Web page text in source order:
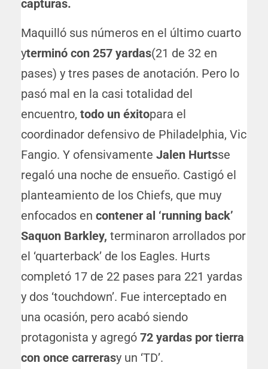
capturas.
Maquilló sus números en el último cuarto
yterminó con 257 yardas(21 de 32 en
pases) y tres pases de anotación. Pero lo
pasó mal en la casi totalidad del
encuentro, todo un éxitopara el
coordinador defensivo de Philadelphia, Vic
Fangio. Y ofensivamente Jalen Hurtsse
regaló una noche de ensueño. Castigó el
planteamiento de los Chiefs, que muy
enfocados en contener al ‘running back’
Saquon Barkley, terminaron arrollados por
el ‘quarterback’ de los Eagles. Hurts
completó 17 de 22 pases para 221 yardas
y dos ‘touchdown’. Fue interceptado en
una ocasión, pero acabó siendo
protagonista y agregó 72 yardas por tierra
con once carrerasy un ‘TD’.